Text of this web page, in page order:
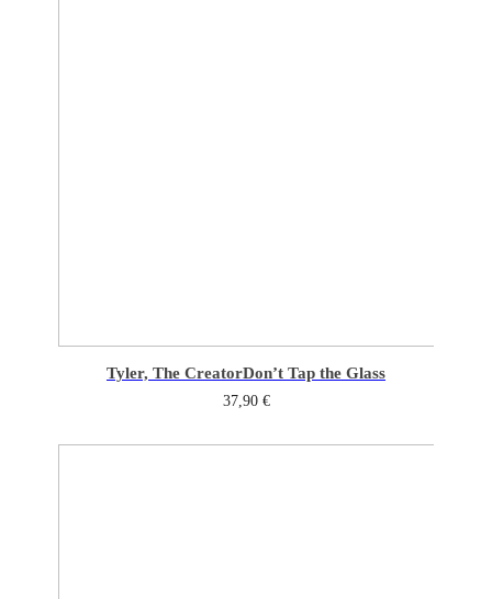
Tyler, The CreatorDon’t Tap the Glass
37,90 €